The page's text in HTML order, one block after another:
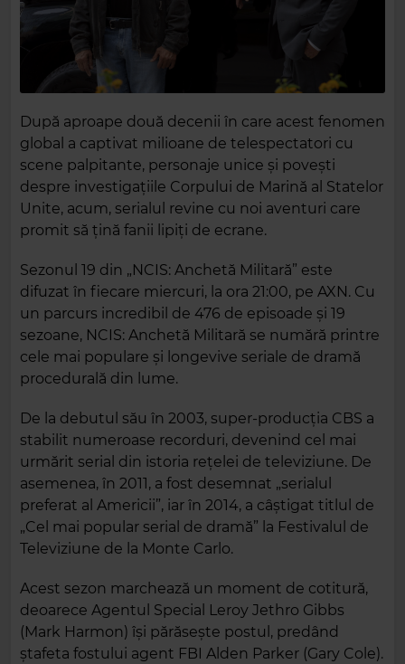
După aproape două decenii în care acest fenomen
global a captivat milioane de telespectatori cu
scene palpitante, personaje unice și povești
despre investigațiile Corpului de Marină al Statelor
Unite, acum, serialul revine cu noi aventuri care
promit să țină fanii lipiți de ecrane.
Sezonul 19 din „NCIS: Anchetă Militară” este
difuzat în fiecare miercuri, la ora 21:00, pe AXN. Cu
un parcurs incredibil de 476 de episoade și 19
sezoane, NCIS: Anchetă Militară se numără printre
cele mai populare și longevive seriale de dramă
procedurală din lume.
De la debutul său în 2003, super-producția CBS a
stabilit numeroase recorduri, devenind cel mai
urmărit serial din istoria rețelei de televiziune. De
asemenea, în 2011, a fost desemnat „serialul
preferat al Americii”, iar în 2014, a câștigat titlul de
„Cel mai popular serial de dramă” la Festivalul de
Televiziune de la Monte Carlo.
Acest sezon marchează un moment de cotitură,
deoarece Agentul Special Leroy Jethro Gibbs
(Mark Harmon) își părăsește postul, predând
ștafeta fostului agent FBI Alden Parker (Gary Cole).